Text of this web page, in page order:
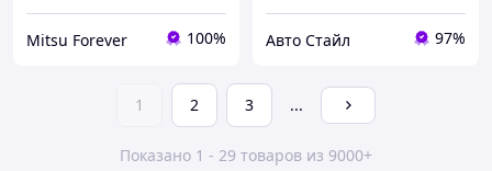
Mitsu Forever 100% Авто Стайл 97%
1 2 3 ...
Показано 1 - 29 товаров из 9000+